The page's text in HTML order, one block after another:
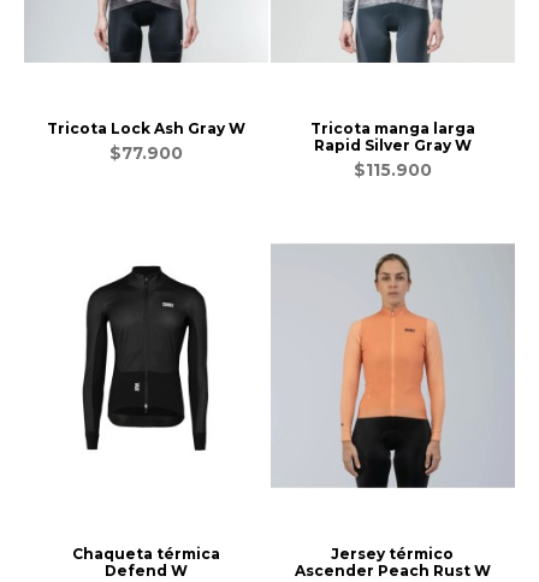
Tricota Lock Ash Gray W
$77.900
Tricota manga larga
Rapid Silver Gray W
$115.900
Chaqueta térmica
Defend W
Jersey térmico
Ascender Peach Rust W